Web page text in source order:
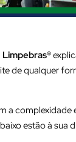
Limpebras®
de qualquer
a complexidade
estão à sua